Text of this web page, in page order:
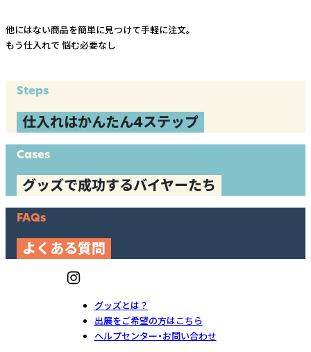
他にはない商品を簡単に見つけて手軽に注文。
もう仕入れで 悩む必要なし
Steps
仕入れはかんたん4ステップ
Cases
グッズで成功するバイヤーたち
FAQs
よくある質問
グッズとは？
出展をご希望の方はこちら
ヘルプセンター・お問い合わせ